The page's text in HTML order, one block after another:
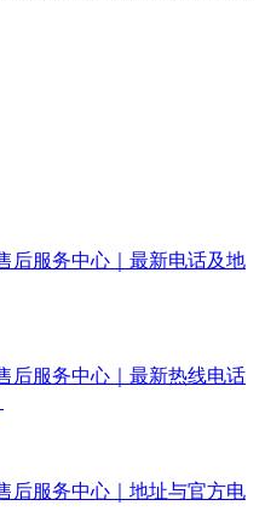
后服务中心｜最新电话及地
后服务中心｜最新热线电话
后服务中心｜地址与官方电